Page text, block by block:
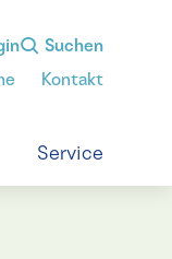
Suchen
Kontakt
Service